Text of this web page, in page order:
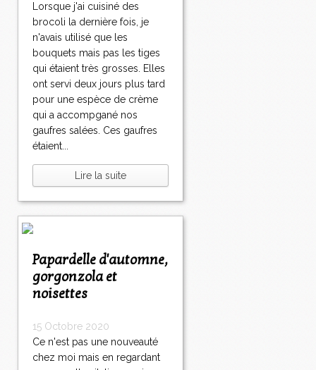
Lorsque j'ai cuisiné des
brocoli la dernière fois, je
n'avais utilisé que les
bouquets mais pas les tiges
qui étaient très grosses. Elles
ont servi deux jours plus tard
pour une espèce de crème
qui a accompgané nos
gaufres salées. Ces gaufres
étaient...
Lire la suite
Papardelle d'automne,
gorgonzola et
noisettes
15 Octobre 2020
Ce n'est pas une nouveauté
chez moi mais en regardant